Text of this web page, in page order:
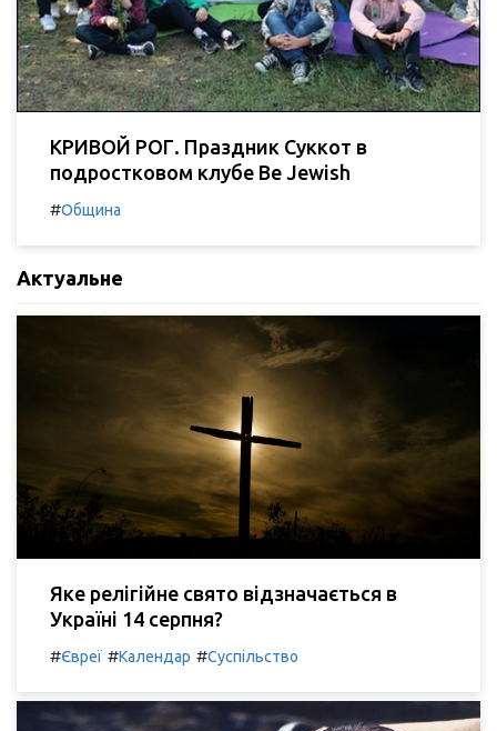
КРИВОЙ РОГ. Праздник Суккот в
подростковом клубе Be Jewish
#Община
Актуальне
Яке релігійне свято відзначається в
Україні 14 серпня?
#Євреї #Календар #Суспільство